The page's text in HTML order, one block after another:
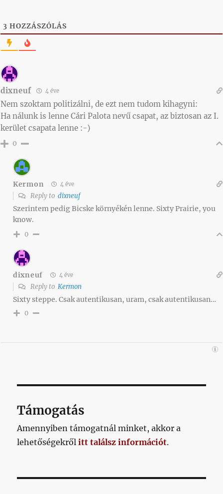
3 HOZZÁSZÓLÁS
dixneuf 4 éve
Nem szoktam politizálni, de ezt nem tudom kihagyni:
Ha nálunk is lenne Cári Palota nevű csapat, az biztosan az I.
kerület csapata lenne :-)
0
Kermon 4 éve
Reply to dixneuf
Szerintem pedig Bicske környékén lenne. Sixty Prairie, you
know.
0
dixneuf 4 éve
Reply to Kermon
Sixty steppe. Csak autentikusan, uram, csak autentikusan…
0
Támogatás
Amennyiben támogatnál minket, akkor a
lehetőségekrőlitt találsz információt.